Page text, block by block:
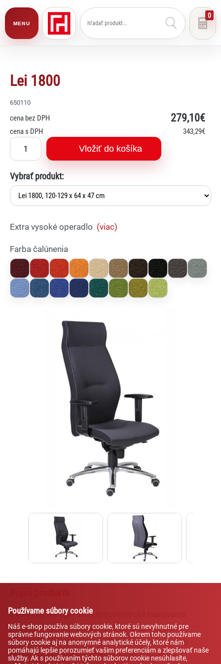
MENU
0
Lei 1800
650110
cena bez DPH 279,10€
cena s DPH 343,29€
Vložiť do košíka
Vybrať produkt:
Extra vysoké operadlo (viac)
Farba čalúnenia
Extra vysoké operadlo, ergonomické tvarovanie
sedáka a operadla, čalúnenie zo studenej peny,
synchrónny mechanizmus ZEP s nastavením sily
protiváhy, alumíniová leštená báza, kolieska s
Používame súbory cookie
Náš e-shop používa súbory cookie, ktoré sú nevyhnutné pre
správne fungovanie webových stránok. Okrem toho používame
súbory cookie aj na anonymné analytické účely, ktoré nám
pomáhajú lepšie porozumieť vašim preferenciám a zlepšovať naše
služby. Ak s používaním týchto súborov cookie nesúhlasíte,
Asistent pre školský nábytok a